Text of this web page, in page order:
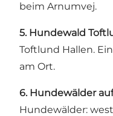
beim Arnumvej.
5. Hundewald
Toftlund Hallen.
am Ort.
6. Hundewälder
Hundewälder: